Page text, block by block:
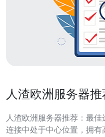
人渣欧洲服务器
人渣欧洲服务器推荐：最佳选择推荐 欧洲
连接中处于中心位置，拥有